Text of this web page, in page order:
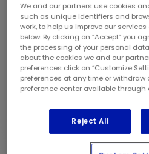
Coordonnées
Téléphone:
Gérant de magasin:
Géré et exploité
1492922 Ontario Inc.
Jours fériés
We and our partners use cookies
such as unique identifiers and
work, to help us improve our
below. By clicking on “Accept” you
the processing of your personal
about the cookies we and our
preferences click on “Customize
preferences at any time or
preference center available through
Reject All